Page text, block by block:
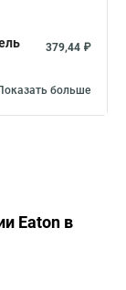
379,44 ₽
больше
Eaton в